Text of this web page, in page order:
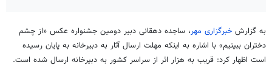
به گزارش خبرگزاری مهر، ساجده دهقانی دبیر دومین جشنواره عکس «از چشم
دختران ببینیم» با اشاره به اینکه مهلت ارسال آثار به دبیرخانه به پایان رسیده
است اظهار کرد: قریب به هزار اثر از سراسر کشور به دبیرخانه ارسال شده است.